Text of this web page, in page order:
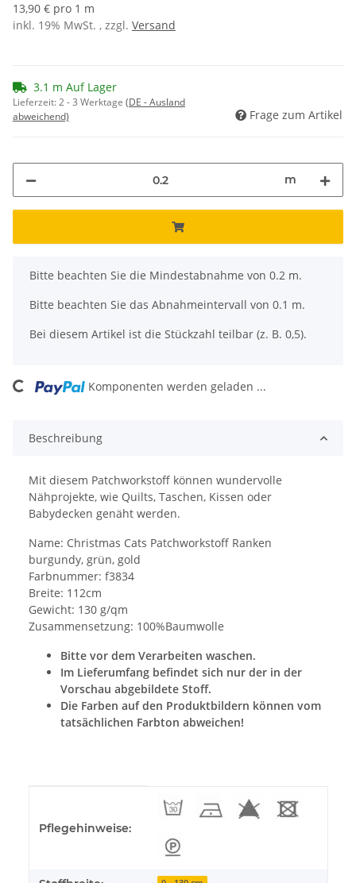
13,90 € pro 1 m
inkl. 19% MwSt. , zzgl. Versand
3.1 m Auf Lager
Lieferzeit:2 - 3 Werktage (DE - Ausland
abweichend)
Frage zum Artikel
m
x
Bitte beachten Sie die Mindestabnahme von 0.2 m.
Bitte beachten Sie das Abnahmeintervall von 0.1 m.
Bei diesem Artikel ist die Stückzahl teilbar (z. B. 0,5).
Komponenten werden geladen ...
Beschreibung
Mit diesem Patchworkstoff können wundervolle
Nähprojekte, wie Quilts, Taschen, Kissen oder
Babydecken genäht werden.
Name: Christmas Cats Patchworkstoff Ranken
burgundy, grün, gold
Farbnummer: f3834
Breite: 112cm
Gewicht: 130 g/qm
Zusammensetzung: 100%Baumwolle
Bitte vor dem Verarbeiten waschen.
Im Lieferumfang befindet sich nur der in der
Vorschau abgebildete Stoff.
Die Farben auf den Produktbildern können vom
tatsächlichen Farbton abweichen!
Pflegehinweise: